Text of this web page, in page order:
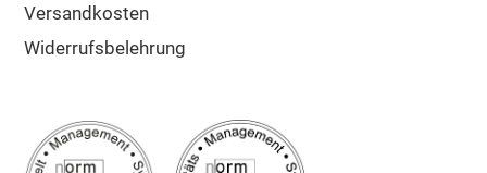
Versandkosten
Widerrufsbelehrung